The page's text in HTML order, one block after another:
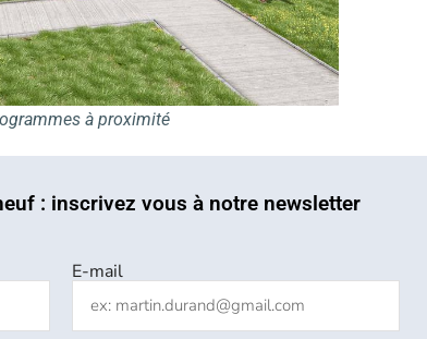
à proximité
: inscrivez vous à notre newsletter
E-mail